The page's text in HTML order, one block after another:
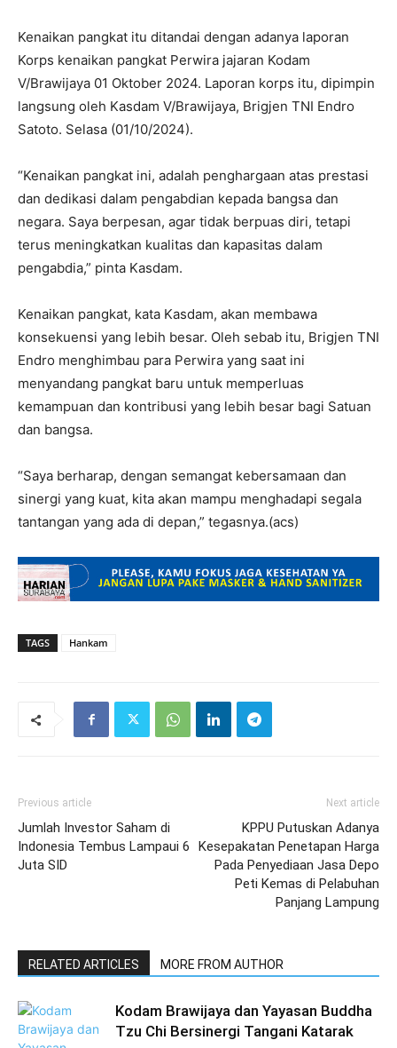
Kenaikan pangkat itu ditandai dengan adanya laporan
Korps kenaikan pangkat Perwira jajaran Kodam
V/Brawijaya 01 Oktober 2024. Laporan korps itu, dipimpin
langsung oleh Kasdam V/Brawijaya, Brigjen TNI Endro
Satoto. Selasa (01/10/2024).
“Kenaikan pangkat ini, adalah penghargaan atas prestasi
dan dedikasi dalam pengabdian kepada bangsa dan
negara. Saya berpesan, agar tidak berpuas diri, tetapi
terus meningkatkan kualitas dan kapasitas dalam
pengabdia,” pinta Kasdam.
Kenaikan pangkat, kata Kasdam, akan membawa
konsekuensi yang lebih besar. Oleh sebab itu, Brigjen TNI
Endro menghimbau para Perwira yang saat ini
menyandang pangkat baru untuk memperluas
kemampuan dan kontribusi yang lebih besar bagi Satuan
dan bangsa.
“Saya berharap, dengan semangat kebersamaan dan
sinergi yang kuat, kita akan mampu menghadapi segala
tantangan yang ada di depan,” tegasnya.(acs)
TAGS Hankam
Previous article
Jumlah Investor Saham di
Indonesia Tembus Lampaui 6
Juta SID
Next article
KPPU Putuskan Adanya
Kesepakatan Penetapan Harga
Pada Penyediaan Jasa Depo
Peti Kemas di Pelabuhan
Panjang Lampung
RELATED ARTICLES MORE FROM AUTHOR
Kodam Brawijaya dan Yayasan Buddha
Tzu Chi Bersinergi Tangani Katarak